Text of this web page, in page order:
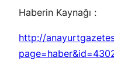
Haberin Kaynağı :
http://